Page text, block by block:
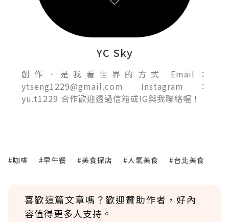
YC Sky
創作．是我看世界的方式 Email：
ytseng1229@gmail.com Instagram：
yu.t1229 合作歡迎透過信箱或IG與我聯絡喔！
#咖啡 #早午餐 #美食探店 #人氣美食 #台北美食
喜歡這篇文章嗎？歡迎贊助作者，好內
容值得更多人支持。